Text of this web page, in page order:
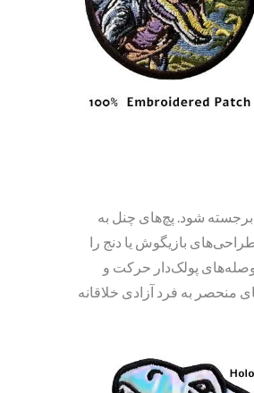
شود. پچ‌های چنل به
بازیگوش یا دنج را
وصله‌های پولک‌دار حرکت و
منحصر به فرد آزادی خلاقانه